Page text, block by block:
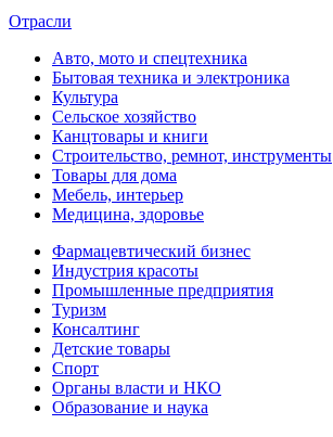
Отрасли
Авто, мото и спецтехника
Бытовая техника и электроника
Культура
Сельское хозяйство
Канцтовары и книги
Строительство, ремнот, инструменты
Товары для дома
Мебель, интерьер
Медицина, здоровье
Фармацевтический бизнес
Индустрия красоты
Промышленные предприятия
Туризм
Консалтинг
Детские товары
Спорт
Органы власти и НКО
Образование и наука